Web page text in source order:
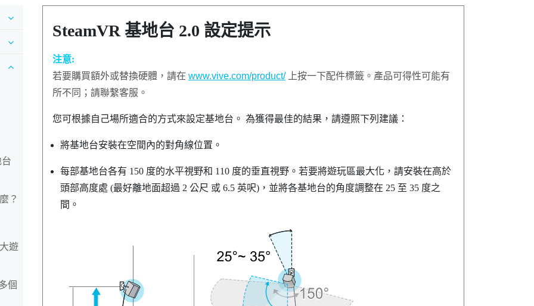
？
遊
個
SteamVR基地台 2.0 設定提示
注意:
若要購買額外或替換硬體，請在 www.vive.com/product/上按一下配件標籤。產品可得性可能有
所不同；請聯繫客服。
您可根據自己場所適合的方式來設定基地台。 為獲得最佳的結果，請遵照下列建議：
將基地台安裝在空間內的對角線位置。
每部基地台各有 150 度的水平視野和 110 度的垂直視野。若要將遊玩區最大化，請安裝在高於
頭部高度處 (最好離地面超過 2 公尺 或 6.5 英呎)，並將各基地台的角度調整在 25 至 35 度之
間。